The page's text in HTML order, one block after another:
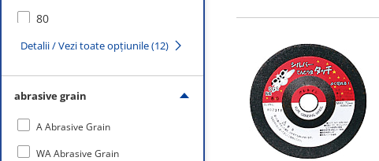
80
100
120
150
180
240
Detalii / Vezi toate opțiunile (12)
abrasive grain
A Abrasive Grain
WA Abrasive Grain